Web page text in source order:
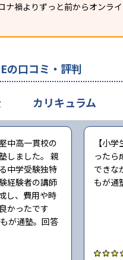
ナ禍よりずっと前からオンラ
の口コミ・評判
中高一貫校の
しました。 親
中学受験独特
経験者の講師
し、費用や時
かったです
が通塾。回答
【小
ったら
できな
もが通
カリキュラム